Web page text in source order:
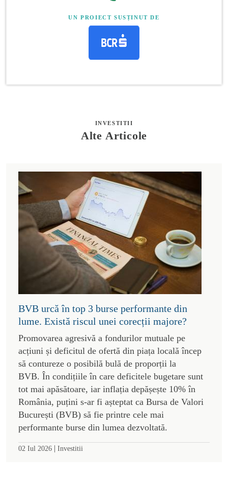
UN PROIECT SUSȚINUT DE
INVESTITII
Alte Articole
BVB urcă în top 3 burse performante din
lume. Există riscul unei corecții majore?
Promovarea agresivă a fondurilor mutuale pe
acțiuni și deficitul de ofertă din piața locală încep
să contureze o posibilă bulă de proporții la
BVB. În condițiile în care deficitele bugetare sunt
tot mai apăsătoare, iar inflația depășește 10% în
România, puțini s-ar fi așteptat ca Bursa de Valori
București (BVB) să fie printre cele mai
performante burse din lumea dezvoltată.
02 Iul 2026 | Investitii